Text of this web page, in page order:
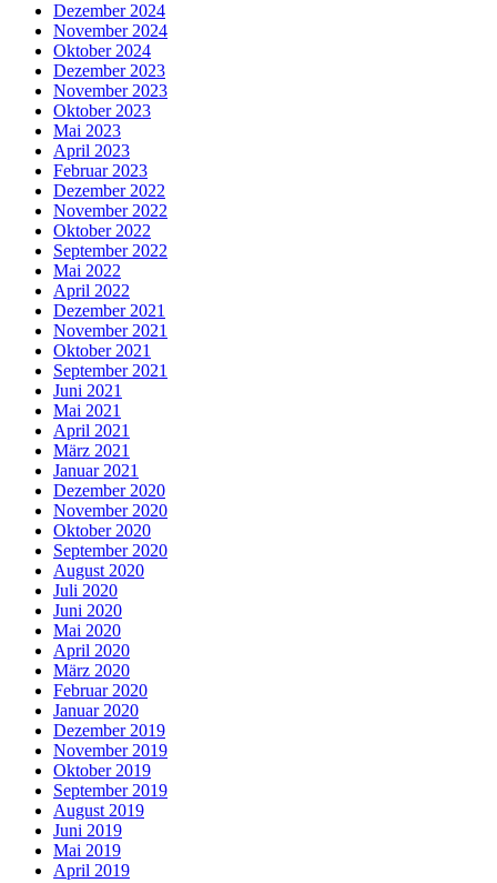
Dezember 2024
November 2024
Oktober 2024
Dezember 2023
November 2023
Oktober 2023
Mai 2023
April 2023
Februar 2023
Dezember 2022
November 2022
Oktober 2022
September 2022
Mai 2022
April 2022
Dezember 2021
November 2021
Oktober 2021
September 2021
Juni 2021
Mai 2021
April 2021
März 2021
Januar 2021
Dezember 2020
November 2020
Oktober 2020
September 2020
August 2020
Juli 2020
Juni 2020
Mai 2020
April 2020
März 2020
Februar 2020
Januar 2020
Dezember 2019
November 2019
Oktober 2019
September 2019
August 2019
Juni 2019
Mai 2019
April 2019